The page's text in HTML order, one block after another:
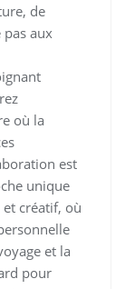
de
aux
où la
est
unique
créatif, où
et la
pour